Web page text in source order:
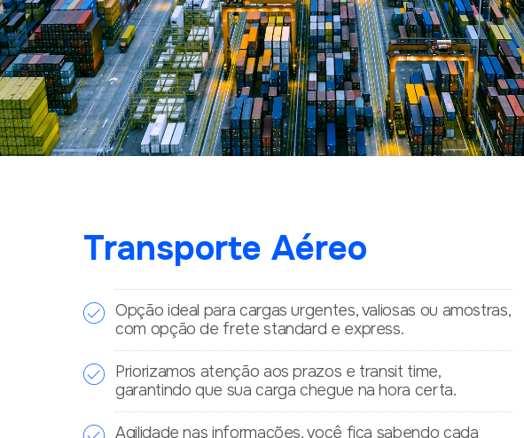
Transporte Aéreo
Opção ideal para cargas urgentes, valiosas ou amostras,
com opção de frete standard e express.
Priorizamos atenção aos prazos e transit time,
garantindo que sua carga chegue na hora certa.
Agilidade nas informações, você fica sabendo cada